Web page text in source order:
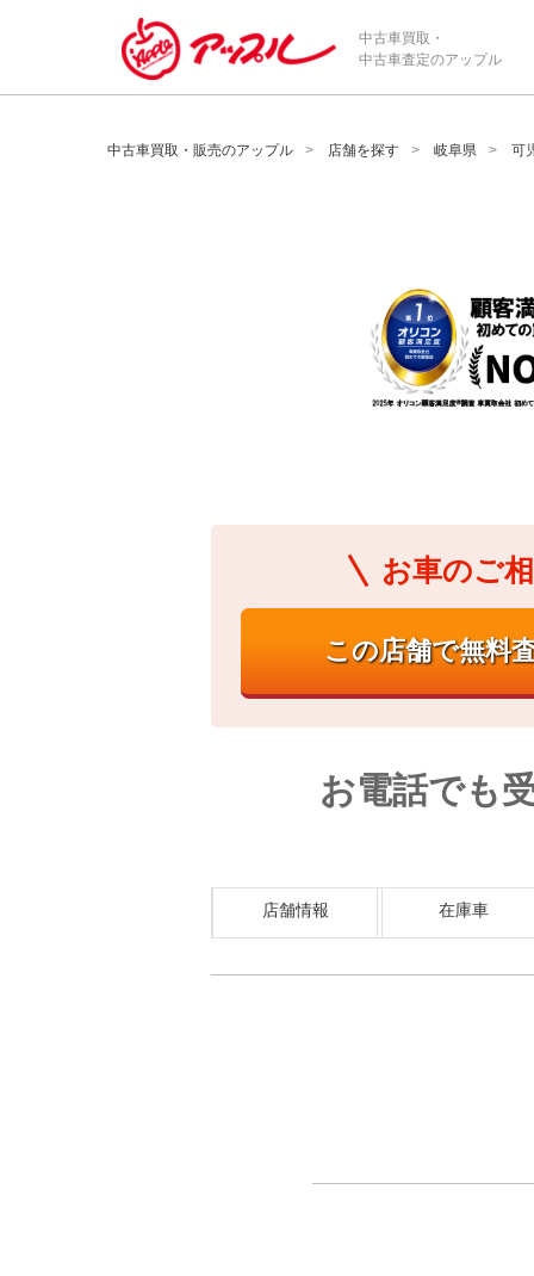
/*ABテスト_新規査定フォームの為のCVボタン*/
中古車買取・
中古車査定のアップル
中古車買取・販売のアップル 店舗を探す 岐阜県 可
お車のご
お電話でも
店舗情報 在庫車